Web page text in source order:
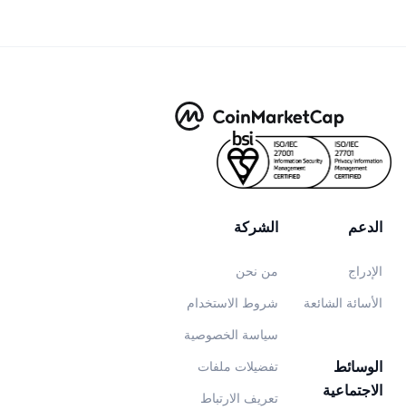
الشركة
من نحن
شروط الاستخدام
سياسة الخصوصية
تفضيلات ملفات
تعريف الارتباط
الدعم
الإدراج
الأسائة الشائعة
الوسائط
الاجتماعية